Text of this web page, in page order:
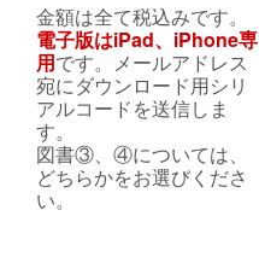
金額は全て税込みです。
電子版はiPad、iPhone専
用です。メールアドレス
宛にダウンロード用シリ
アルコードを送信しま
す。
図書③、④については、
どちらかをお選びくださ
い。